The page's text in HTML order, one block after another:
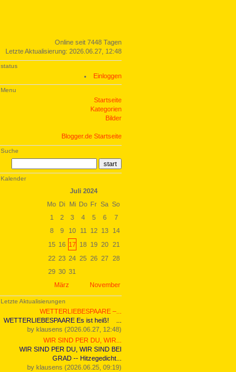
Online seit 7448 Tagen
Letzte Aktualisierung: 2026.06.27, 12:48
status
Einloggen
Menu
Startseite
Kategorien
Bilder
Blogger.de Startseite
Suche
Kalender
Juli 2024
Mo Di Mi Do Fr Sa So
1
2 3 4 5 6
7
8
9 10 11 12 13
14
15 16 17 18 19 20
21
22 23 24 25 26 27
28
29 30 31
März
November
Letzte Aktualisierungen
WETTERLIEBESPAARE –...
WETTERLIEBESPAARE Es ist heiß! ...
by klausens (2026.06.27, 12:48)
WIR SIND PER DU, WIR...
WIR SIND PER DU, WIR SIND BEI
GRAD -- Hitzegedicht...
by klausens (2026.06.25, 09:19)